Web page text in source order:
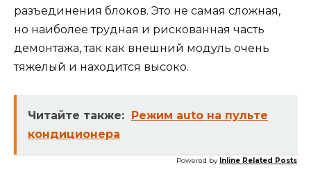
разъединения блоков. Это не самая сложная,
но наиболее трудная и рискованная часть
демонтажа, так как внешний модуль очень
тяжелый и находится высоко.
Читайте также:
Режим auto на пульте
кондиционера
Powered by Inline Related Posts